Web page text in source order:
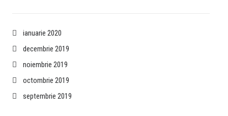
ianuarie 2020
decembrie 2019
noiembrie 2019
octombrie 2019
septembrie 2019